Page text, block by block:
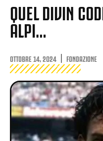
QUEL DIVIN
ALPI…
OTTOBRE 14, 2024 FONDAZIONE